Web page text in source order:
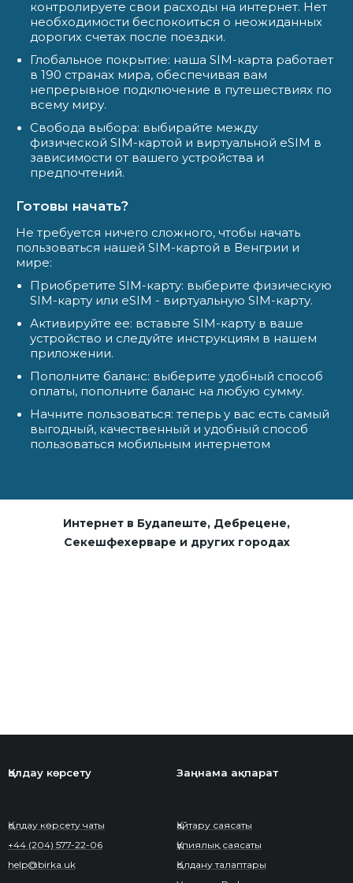
контролируете свои расходы на интернет. Нет
необходимости беспокоиться о неожиданных
дорогих счетах после поездки.
Глобальное покрытие: наша SIM-карта работает
в 190 странах мира, обеспечивая вам
непрерывное подключение в путешествиях по
всему миру.
Свобода выбора: выбирайте между
физической SIM-картой и виртуальной eSIM в
зависимости от вашего устройства и
предпочтений.
Готовы начать?
Не требуется ничего сложного, чтобы начать
пользоваться нашей SIM-картой в Венгрии и
мире:
Приобретите SIM-карту: выберите физическую
SIM-карту или eSIM - виртуальную SIM-карту.
Активируйте ее: вставьте SIM-карту в ваше
устройство и следуйте инструкциям в нашем
приложении.
Пополните баланс: выберите удобный способ
оплаты, пополните баланс на любую сумму.
Начните пользоваться: теперь у вас есть самый
выгодный, качественный и удобный способ
пользоваться мобильным интернетом
Интернет в Будапеште, Дебрецене,
Секешфехерваре и других городах
Қолдау көрсету
Қолдау көрсету чаты
+44 (204) 577-22-06
help@birka.uk
Заңнама ақпарат
Қайтару саясаты
Құпиялық саясаты
Қолдану талаптары